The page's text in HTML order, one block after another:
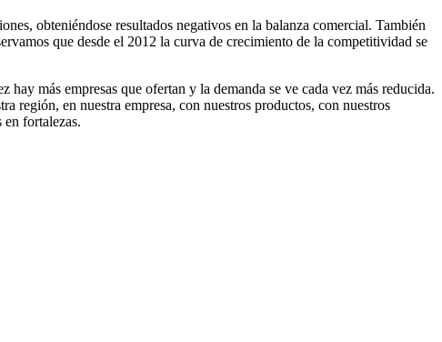
obteniéndose resultados negativos en la balanza comercial. También
que desde el 2012 la curva de crecimiento de la competitividad se
más empresas que ofertan y la demanda se ve cada vez más reducida.
región, en nuestra empresa, con nuestros productos, con nuestros
en fortalezas.